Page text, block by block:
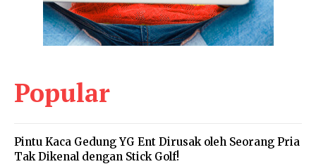
Popular
Pintu Kaca Gedung YG Ent Dirusak oleh Seorang Pria
Tak Dikenal dengan Stick Golf!